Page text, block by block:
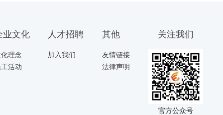
业文化
理念
活动
人才招聘
加入我们
其他
友情链接
法律声明
关注我们
官方公众号